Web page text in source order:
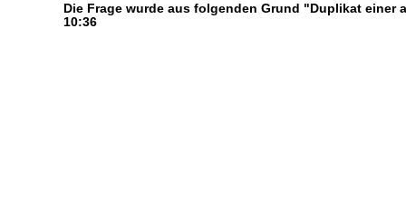
Die Frage wurde aus folgenden Grund "Duplikat einer
10:36